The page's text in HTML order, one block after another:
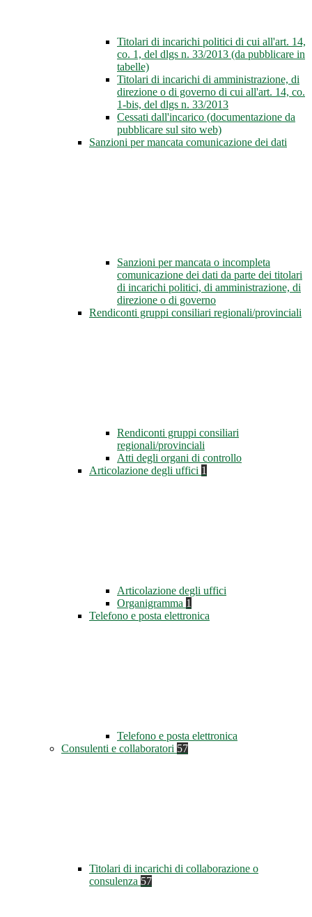
Titolari di incarichi politici di cui all'art. 14,
co. 1, del dlgs n. 33/2013 (da pubblicare in
tabelle)
Titolari di incarichi di amministrazione, di
direzione o di governo di cui all'art. 14, co.
1-bis, del dlgs n. 33/2013
Cessati dall'incarico (documentazione da
pubblicare sul sito web)
Sanzioni per mancata comunicazione dei dati
Sanzioni per mancata o incompleta
comunicazione dei dati da parte dei titolari
di incarichi politici, di amministrazione, di
direzione o di governo
Rendiconti gruppi consiliari regionali/provinciali
Rendiconti gruppi consiliari
regionali/provinciali
Atti degli organi di controllo
Articolazione degli uffici 1
Articolazione degli uffici
Organigramma 1
Telefono e posta elettronica
Telefono e posta elettronica
Consulenti e collaboratori 57
Titolari di incarichi di collaborazione o
consulenza 57